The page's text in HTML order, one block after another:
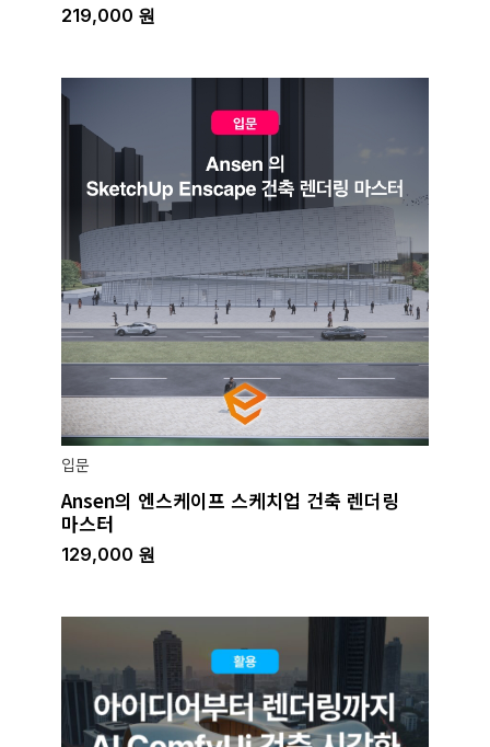
219,000 원
입문
Ansen의 엔스케이프 스케치업 건축 렌더링
마스터
129,000 원